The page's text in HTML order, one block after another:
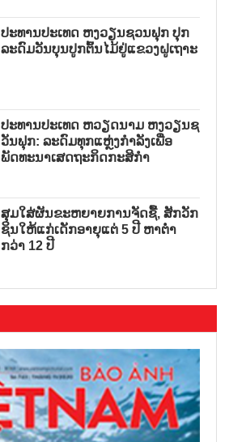
ປະທານປະເທດ ຫງວຽນຊວນຟຸກ ປຸກ
ລະດົມວັນບຸນປູກຕົ້ນໄມ້ຢູ່ແຂວງຝູເຖາະ
ປະທານປະເທດ ຫວຽດນາມ ຫງວຽນຊ
ວັນຟຸກ: ລະດົມທຸກແຫຼ່ງກຳລັງເພື່ອ
ພັດທະນາເສດຖະກິດກະສິກຳ
ສຸມໃສ່ຜັນຂະຫຍາຍການຈັດຊື້, ສັກວັກ
ຊິນໃຫ້ແກ່ເດັກອາຍຸແຕ່ 5 ປີ ຫາຕ່ຳ
ກວ່າ 12 ປີ